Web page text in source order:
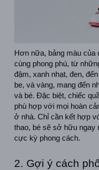
Hơn nữa, bảng màu của
cùng phong phú, từ
đậm, xanh nhạt, đen,
be, và vàng, mang đến
và bé. Đặc biệt, chiếc
phù hợp với mọi hoàn
ở nhà. Chỉ cần kết hợp
thao, bé sẽ sở hữu ngay
cực kỳ phong cách.
2. Gợi ý cách